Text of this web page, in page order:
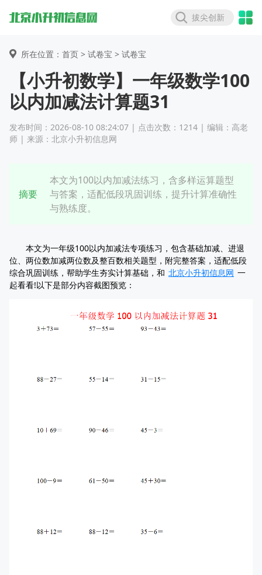
拔尖创新
所在位置：首页 > 试卷宝 > 试卷宝
【小升初数学】一年级数学100
以内加减法计算题31
发布时间：2026-08-10 08:24:07 | 点击次数：1214 | 编辑：高老
师 | 来源：北京小升初信息网
摘要
本文为100以内加减法练习，含多样运算题型
与答案，适配低段巩固训练，提升计算准确性
与熟练度。
本文为一年级100以内加减法专项练习，包含基础加减、进退
位、两位数加减两位数及整百数相关题型，附完整答案，适配低段
综合巩固训练，帮助学生夯实计算基础，和 北京小升初信息网 一
起看看!以下是部分内容截图预览：